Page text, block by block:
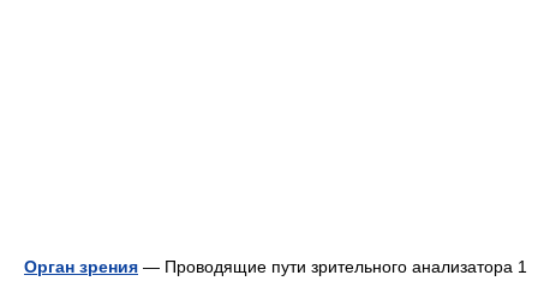
Орган зрения — Проводящие пути зрительного анализатора 1